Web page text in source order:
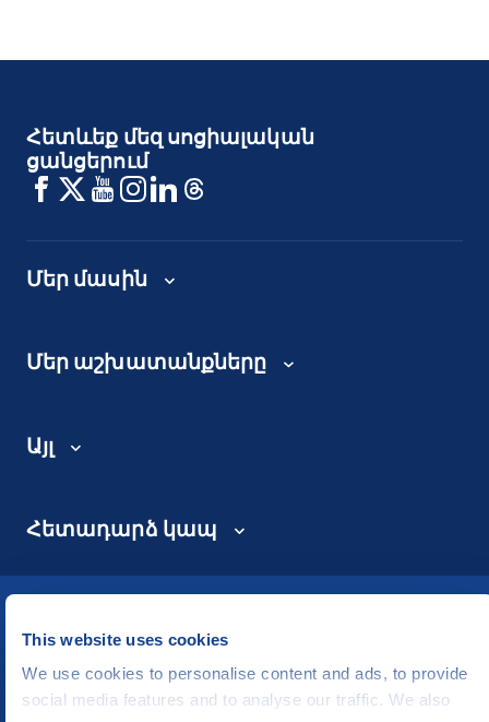
This website uses cookies
We use cookies to personalise content and ads, to provide
social media features and to analyse our traffic. We also
Հետևեք մեզ սոցիալական
ցանցերում
Մեր մասին
Մեր աշխատանքները
Այլ
Հետադարձ կապ
The website is generously hosted free of charge by
Developed by